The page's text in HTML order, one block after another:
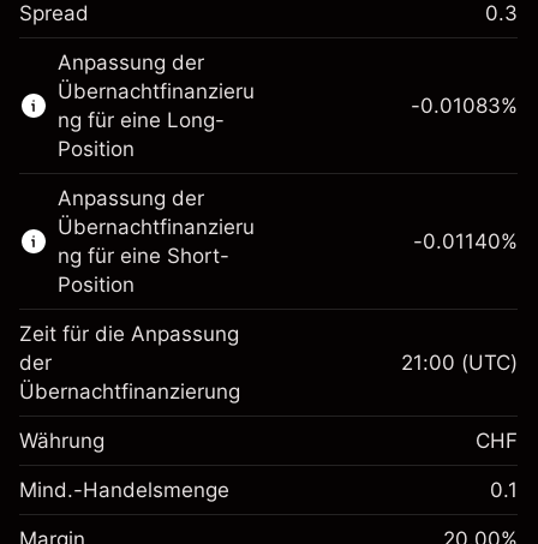
Dieses Finanzinstrument steht für das Traden
über CFDs und Knock-outs zur Verfügung.
Erfahren Sie mehr über:
CFDs
Knock-outs
Spread 0.3
Anpassung der
Übernachtfinanzieru
ng für eine Long-
Position
CHF 1,000.00
Anpassung der
Übernachtfinanzierung
Gebühren aus
Positionswert
%
Positionsgröße mit Hebelwirkung
-0.01083%
Anpassung der
Übernachtfinanzieru
ng für eine Short-
Position
Margin. Ihre Investition
CHF 1,000.00
Anpassung der
-0.01140%
Zeit für die Anpassung
der
Übernachtfinanzierung
21:00 (UTC)
Währung CHF
Mind.-Handelsmenge 0.1
Margin 20.00%